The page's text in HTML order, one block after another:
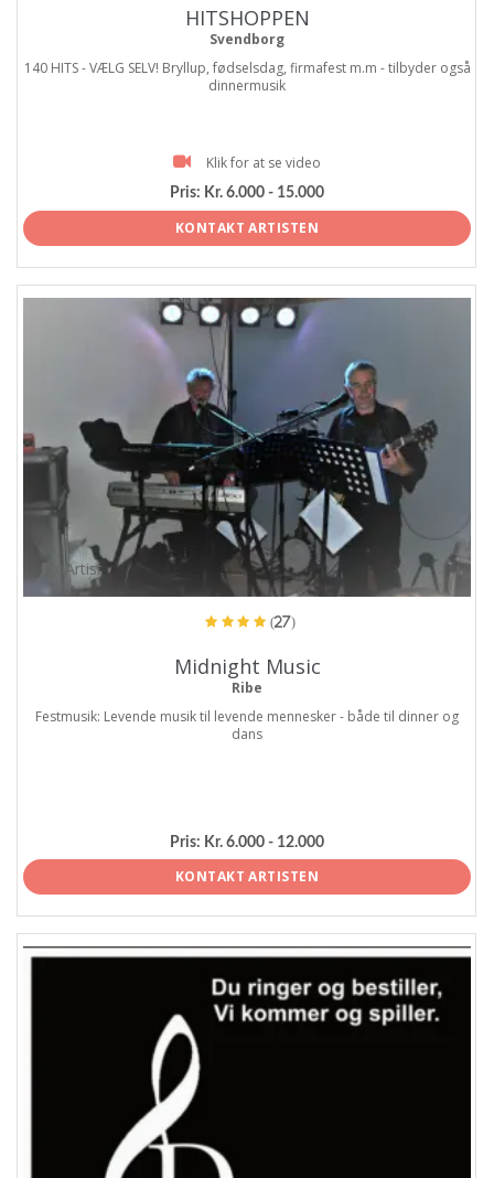
HITSHOPPEN
Svendborg
140 HITS - VÆLG SELV! Bryllup, fødselsdag, firmafest m.m - tilbyder også
dinnermusik
Klik for at se video
Pris: Kr. 6.000 - 15.000
KONTAKT ARTISTEN
ProArtist
(27)
Midnight Music
Ribe
Festmusik: Levende musik til levende mennesker - både til dinner og
dans
Pris: Kr. 6.000 - 12.000
KONTAKT ARTISTEN